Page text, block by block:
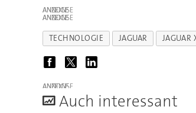
ANZEIGE
ANZEIGE
TECHNOLOGIE JAGUAR JAGUAR
ANZEIGE
Auch interessant